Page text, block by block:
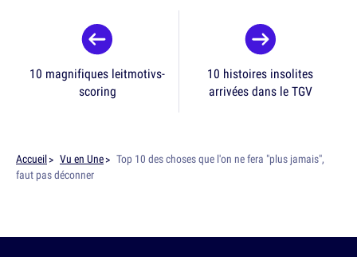
10 magnifiques leitmotivs-
scoring
10 histoires insolites
arrivées dans le TGV
Accueil Vu en Une
Top 10 des choses que l'on ne fera "plus jamais",
faut pas déconner